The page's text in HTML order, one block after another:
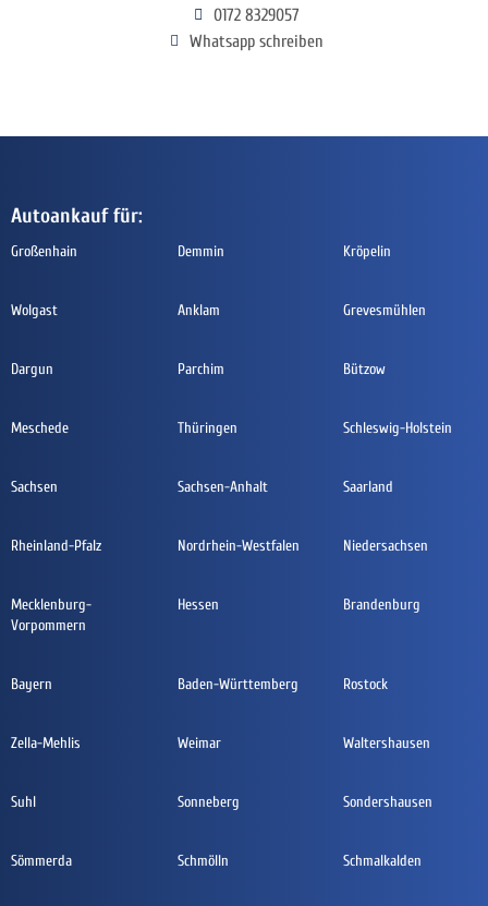
0172 8329057
Whatsapp schreiben
Autoankauf für:
Großenhain Demmin Kröpelin
Wolgast Anklam Grevesmühlen
Dargun Parchim Bützow
Meschede Thüringen Schleswig-Holstein
Sachsen Sachsen-Anhalt Saarland
Rheinland-Pfalz Nordrhein-Westfalen Niedersachsen
Mecklenburg-
Vorpommern
Hessen Brandenburg
Bayern Baden-Württemberg Rostock
Zella-Mehlis Weimar Waltershausen
Suhl Sonneberg Sondershausen
Sömmerda Schmölln Schmalkalden